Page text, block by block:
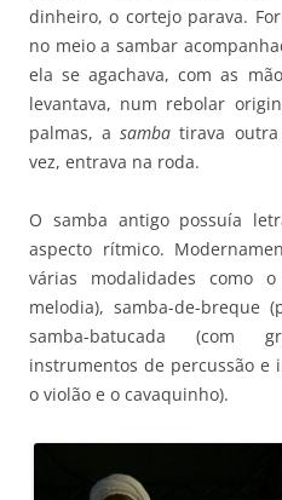
dinheiro, o cortejo parava.
no meio a sambar
ela se agachava, com as
levantava, num rebolar
palmas, asamba tirava
vez, entrava na roda.
O samba antigo possuía
aspecto rítmico.
várias modalidades como
melodia), samba-de-breque
samba-batucada (com
instrumentos de percussão e
o violão e o cavaquinho).